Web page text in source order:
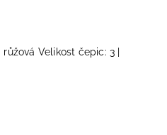
Velikost čepic: 3 |